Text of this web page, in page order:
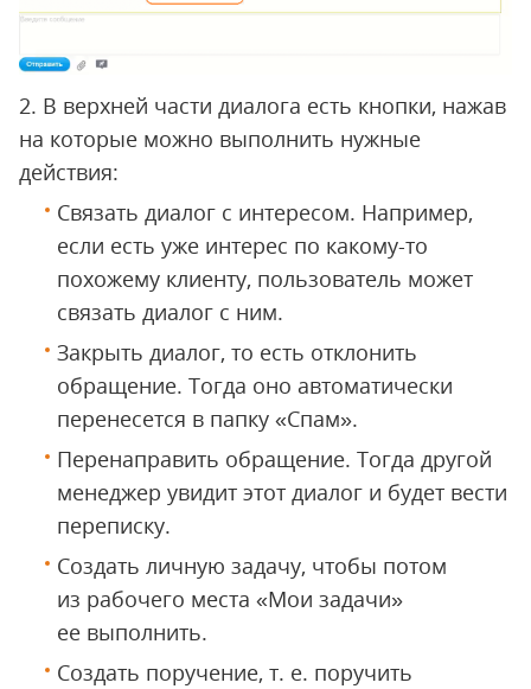
2. В верхней части диалога есть кнопки, нажав
на которые можно выполнить нужные
действия:
Связать диалог с интересом. Например,
если есть уже интерес по какому-то
похожему клиенту, пользователь может
связать диалог с ним.
Закрыть диалог, то есть отклонить
обращение. Тогда оно автоматически
перенесется в папку «Спам».
Перенаправить обращение. Тогда другой
менеджер увидит этот диалог и будет вести
переписку.
Создать личную задачу, чтобы потом
из рабочего места «Мои задачи»
ее выполнить.
Создать поручение, т. е. поручить